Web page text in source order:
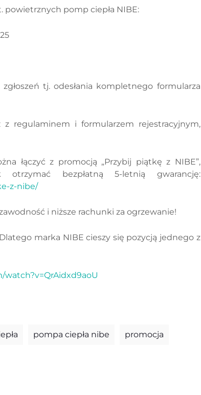
powietrznych pomp ciepła NIBE:
tj. odesłania kompletnego formularza
z regulaminem i formularzem rejestracyjnym,
łączyć z promocją „Przybij piątkę z NIBE”,
bezpłatną 5-letnią gwarancję:
z-nibe/
i niższe rachunki za ogrzewanie!
marka NIBE cieszy się pozycją jednego z
pompa ciepła nibe promocja